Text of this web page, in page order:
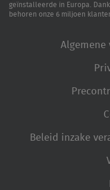
geïnstalleerde in Europa.
behoren onze 6 miljoen
Algemene
Beleid inzake